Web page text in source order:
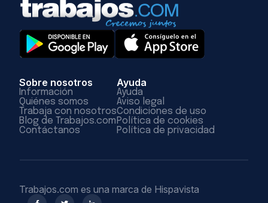
Sobre nosotros
Información
Quiénes somos
Trabaja con nosotros
Blog de Trabajos.com
Contáctanos
Ayuda
Ayuda
Aviso legal
Condiciones de uso
Política de cookies
Política de privacidad
Trabajos.com es una marca de Hispavista